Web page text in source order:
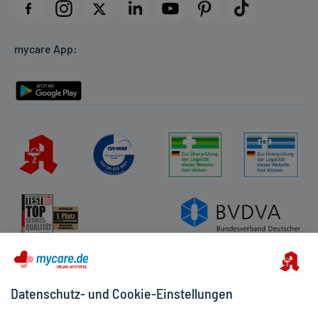
Datenschutz
Rückgabe/Widerruf
mycare App:
Datenschutz- und Cookie-Einstellungen